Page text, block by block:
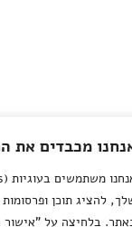
מכבדים את
להציג תוכן
בלחיצה על "אישור